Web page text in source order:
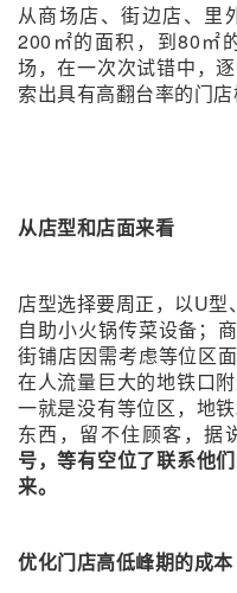
从商场店、街边店、里
200㎡的面积，到80㎡
场，在一次次试错中，
索出具有高翻台率的门店
从店型和店面来看
店型选择要周正，以U
自助小火锅传菜设备；
街铺店因需考虑等位区
在人流量巨大的地铁口
一就是没有等位区，地
东西，留不住顾客，据
号，等有空位了联系他
来。
优化门店高低峰期的成本